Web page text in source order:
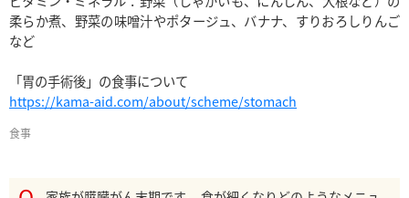
柔らか煮、野菜の味噌汁やポタージュ、バナナ、すりおろしりんご
など
https://kama-aid.com/about/scheme/stomach
食事